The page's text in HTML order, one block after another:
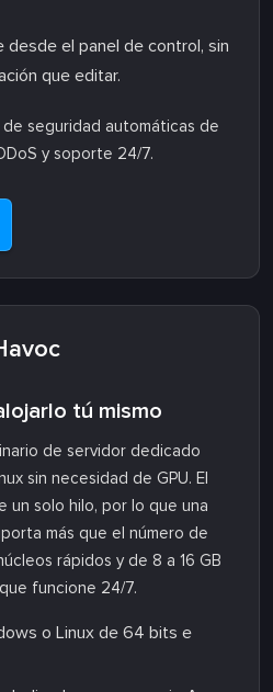
desde el panel de control, sin
que editar.
seguridad automáticas de
y soporte 24/7.
tú mismo
de servidor dedicado
sin necesidad de GPU. El
un solo hilo, por lo que una
más que el número de
rápidos y de 8 a 16 GB
funcione 24/7.
o Linux de 64 bits e